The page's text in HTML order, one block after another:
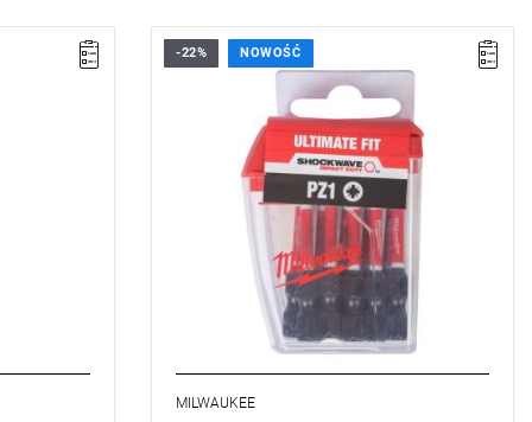
-22% NOWOŚĆ
MILWAUKEE